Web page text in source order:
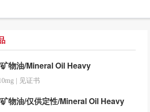
物油/Mineral Oil Heavy
见证书
物油/仅供定性/Mineral Oil Heavy